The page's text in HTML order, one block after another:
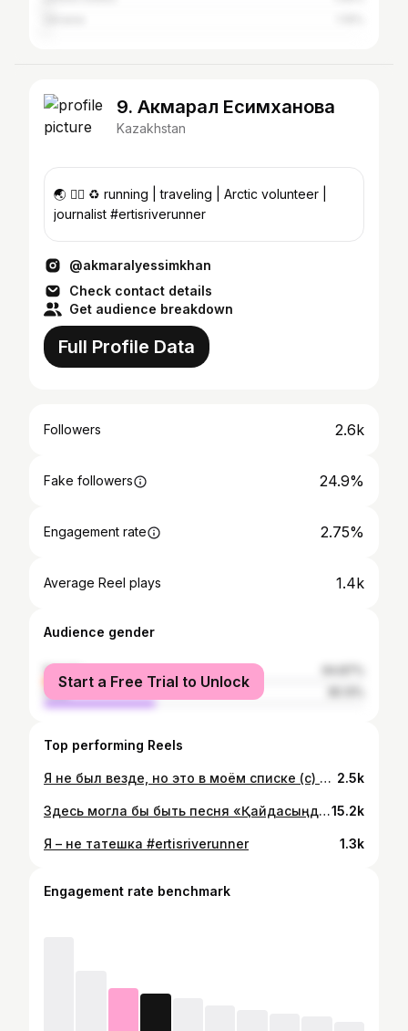
9. Акмарал Есимханова
Kazakhstan
🌏 🏃‍♀️ ♻️ running | traveling | Arctic volunteer |
journalist #ertisriverunner
@akmaralyessimkhan
Check contact details
Get audience breakdown
Full Profile Data
Followers 2.6k
Fake followers 24.9%
Engagement rate 2.75%
Average Reel plays 1.4k
Audience gender
female
male
Start a Free Trial to Unlock
Top performing Reels
Я не был везде, но это в моём списке (с) Мой внутренний Баянаул #ertisriverunner 📍 Торайгыр 2.5k
Здесь могла бы быть песня «Қайдасыңдар, тәтелер”’ но ещё рано На забегах волонтеры регулярно величают меня татешкой или апайкой В этот момент включается мой внутренний аналитический отдел, где эксперты (то есть я) тут же начинают спорить: это искренняя поддержка или тонкий намёк на возрастную категорию? Логика подсказывает - просто уважение. Ведь волонтеры, как правило, вдвое младше, а возможно, их воспитали так: видишь девушку постарше - срочно татешка, чтобы атмосфера обрела гармонию, а они сами - душевное спокойствие Но иногда закрадывается мысль: а вдруг это новый вид буллинга? Мягкий, ненавязчивый, окутанный уважением Такой, знаете, с улыбкой и дружеским похлопыванием по плечу. «Не переживайте, татешка, вы справитесь!»15.2k
Я – не татешка #ertisriverunner 1.3k
Engagement rate benchmark